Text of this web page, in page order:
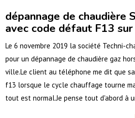
dépannage de chaudière
avec code défaut F13
Le 6 novembre 2019 la société Techni-
pour un dépannage de chaudière gaz
ville.Le client au téléphone me dit que
f13 lorsque le cycle chauffage tourne
tout est normal.Je pense tout d'abord à